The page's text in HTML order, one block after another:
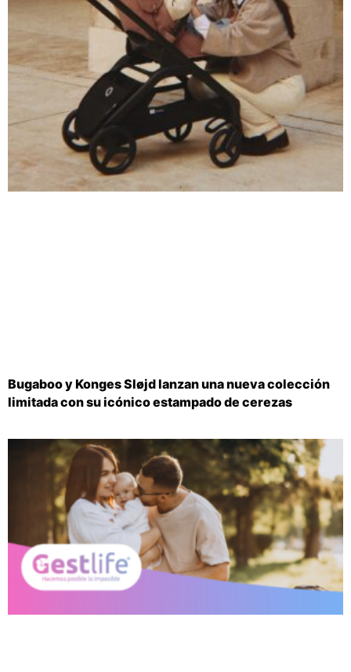
Bugaboo y Konges Sløjd lanzan una nueva colección
limitada con su icónico estampado de cerezas